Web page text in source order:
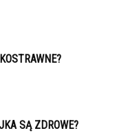
SĄ ZDROWE?